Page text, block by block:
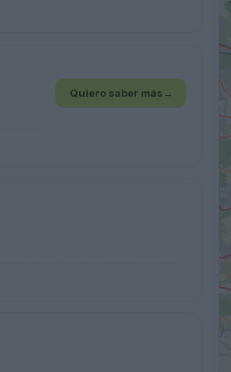
Quiero saber más →